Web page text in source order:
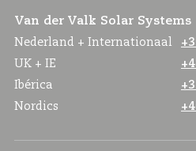
Van der Valk Solar Systems
Nederland + Internationaal
UK + IE
Ibérica
Nordics